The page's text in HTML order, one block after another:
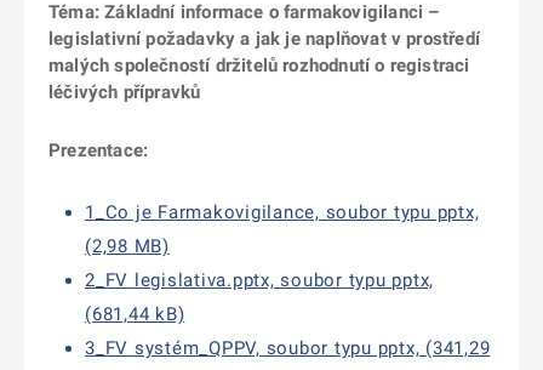
Téma: Základní informace o farmakovigilanci –
legislativní požadavky a jak je naplňovat v prostředí
malých společností držitelů rozhodnutí o registraci
léčivých přípravků
Prezentace:
1_Co je Farmakovigilance, soubor typu pptx,
(2,98 MB)
2_FV legislativa.pptx, soubor typu pptx,
(681,44 kB)
3_FV systém_QPPV, soubor typu pptx, (341,29